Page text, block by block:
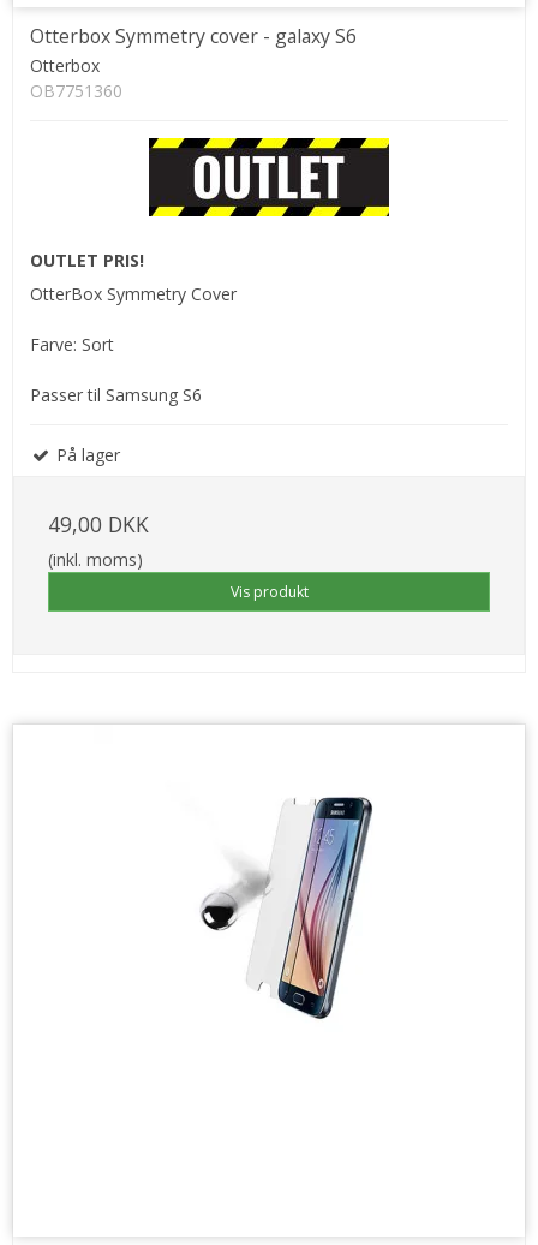
Otterbox Symmetry cover - galaxy S6
Otterbox
OB7751360
OUTLET PRIS!
OtterBox Symmetry Cover
Farve: Sort
Passer til Samsung S6
På lager
49,00 DKK
(inkl. moms)
Vis produkt